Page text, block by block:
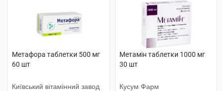
Метафора таблетки 500 мг
60 шт
Київський вітамінний завод
Метамін таблетки 1000 мг
30 шт
Кусум Фарм